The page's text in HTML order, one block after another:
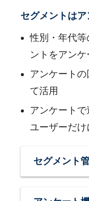
セグメントは
性別・年代等
ントをアン
アンケート
て活用
アンケート
ユーザーだ
セグメント